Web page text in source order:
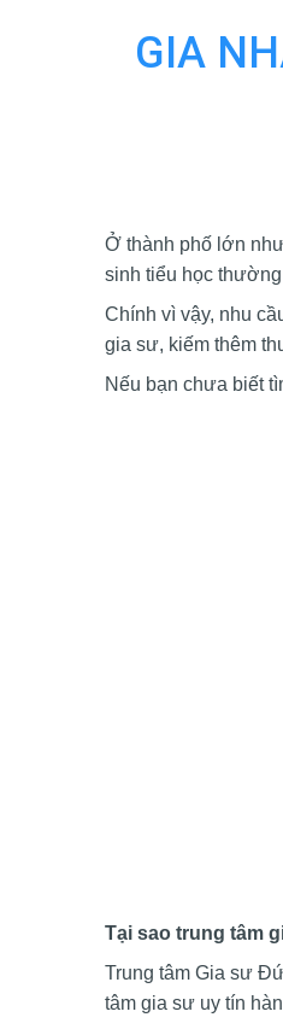
GIA
Ở thành phố lớn
sinh tiểu học
Chính vì vậy, nhu
gia sư, kiếm thêm
Nếu bạn chưa biết
Tại sao trung tâm
Trung tâm Gia sư
tâm gia sư uy tín